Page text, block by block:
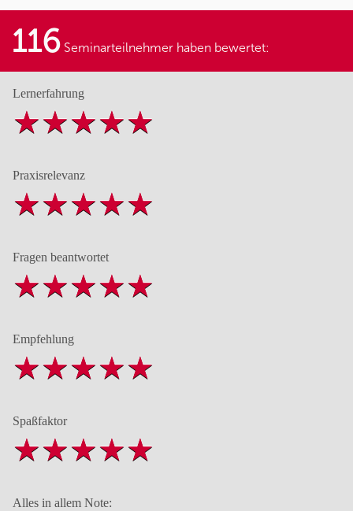
116 Seminarteilnehmer haben bewertet:
Lernerfahrung
Praxisrelevanz
Fragen beantwortet
Empfehlung
Spaßfaktor
Alles in allem Note: